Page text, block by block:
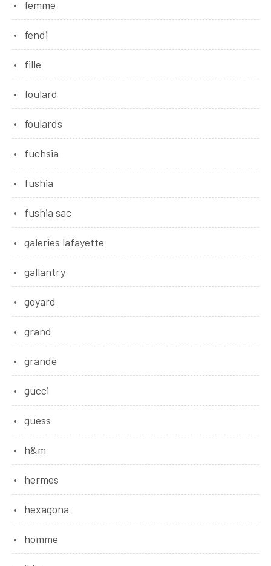
femme
fendi
fille
foulard
foulards
fuchsia
fushia
fushia sac
galeries lafayette
gallantry
goyard
grand
grande
gucci
guess
h&m
hermes
hexagona
homme